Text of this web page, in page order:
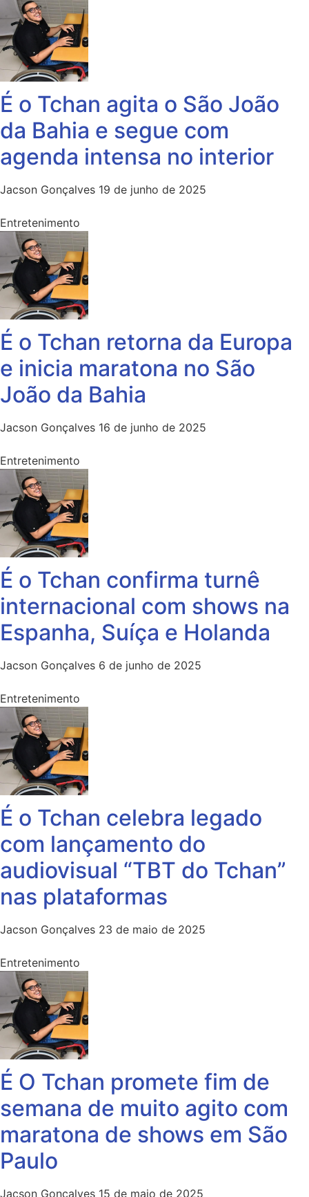
É o Tchan agita o São João
da Bahia e segue com
agenda intensa no interior
Jacson Gonçalves 19 de junho de 2025
Entretenimento
É o Tchan retorna da Europa
e inicia maratona no São
João da Bahia
Jacson Gonçalves 16 de junho de 2025
Entretenimento
É o Tchan confirma turnê
internacional com shows na
Espanha, Suíça e Holanda
Jacson Gonçalves 6 de junho de 2025
Entretenimento
É o Tchan celebra legado
com lançamento do
audiovisual “TBT do Tchan”
nas plataformas
Jacson Gonçalves 23 de maio de 2025
Entretenimento
É O Tchan promete fim de
semana de muito agito com
maratona de shows em São
Paulo
Jacson Gonçalves 15 de maio de 2025